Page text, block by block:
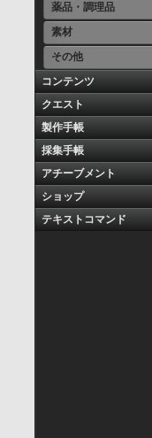
薬品・調理品
素材
その他
コンテンツ
クエスト
製作手帳
採集手帳
アチーブメント
ショップ
テキストコマンド